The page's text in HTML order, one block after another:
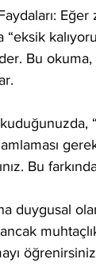
Bu
Bu
duygusal